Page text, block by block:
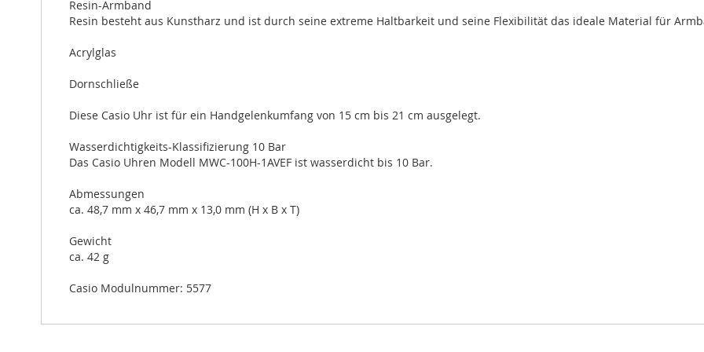
Resin-Armband
Resin besteht aus Kunstharz und ist durch seine extreme Haltbarkeit und seine Flexibilität das ideale Material für
Acrylglas
Dornschließe
Diese Casio Uhr ist für ein Handgelenkumfang von 15 cm bis 21 cm ausgelegt.
Wasserdichtigkeits-Klassifizierung 10 Bar
Das Casio Uhren Modell MWC-100H-1AVEF ist wasserdicht bis 10 Bar.
Abmessungen
ca. 48,7 mm x 46,7 mm x 13,0 mm (H x B x T)
Gewicht
ca. 42 g
Casio Modulnummer: 5577